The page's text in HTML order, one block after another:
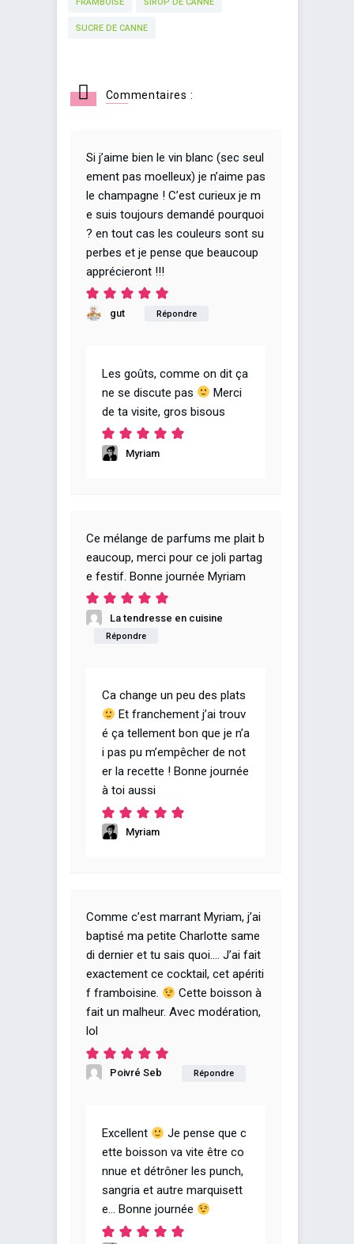
SUCRE DE CANNE
Commentaires :
Si j’aime bien le vin blanc (sec seul
ement pas moelleux) je n’aime pas
le champagne ! C’est curieux je m
e suis toujours demandé pourquoi
? en tout cas les couleurs sont su
perbes et je pense que beaucoup
apprécieront !!!
gut Répondre
Les goûts, comme on dit ça
ne se discute pas
Merci
de ta visite, gros bisous
Myriam
Ce mélange de parfums me plait b
eaucoup, merci pour ce joli partag
e festif. Bonne journée Myriam
La tendresse en cuisine
Répondre
Ca change un peu des plats
Et franchement j’ai trouv
é ça tellement bon que je n’a
i pas pu m’empêcher de not
er la recette ! Bonne journée
à toi aussi
Myriam
Comme c’est marrant Myriam, j’ai
baptisé ma petite Charlotte same
di dernier et tu sais quoi…. J’ai fait
exactement ce cocktail, cet apériti
f framboisine.
Cette boisson à
fait un malheur. Avec modération,
lol
Poivré Seb Répondre
Excellent
Je pense que c
ette boisson va vite être co
nnue et détrôner les punch,
sangria et autre marquisett
e… Bonne journée